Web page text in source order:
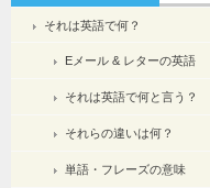
それは英語で何？
Eメール & レターの英語
それは英語で何と言う？
それらの違いは何？
単語・フレーズの意味